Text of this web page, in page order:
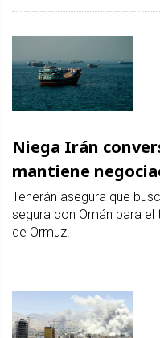
Niega Irán
mantiene
Teherán asegura que
segura con Omán para
de Ormuz.